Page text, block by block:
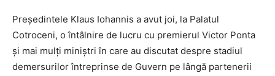
Președintele Klaus Iohannis a avut joi, la Palatul
Cotroceni, o întâlnire de lucru cu premierul Victor Ponta
și mai mulți miniștri în care au discutat despre stadiul
demersurilor întreprinse de Guvern pe lângă partenerii